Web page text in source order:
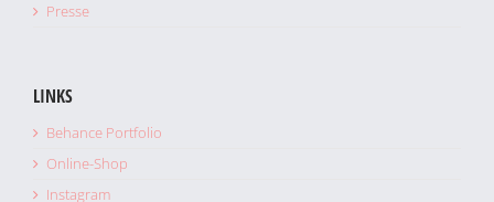
Presse
LINKS
Behance Portfolio
Online-Shop
Instagram